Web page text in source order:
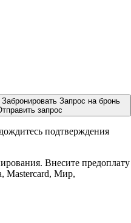
Забронировать Запрос на бронь
запрос
подтверждения
Внесите предоплату
Mastercard, Мир,